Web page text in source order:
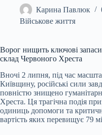
Карина Павлюк
Військове життя
Ворог нищить ключові
склад Червоного Хреста
Вночі 2 липня, під час
Київщину, російські сили
повністю знищено
Хреста. Ця трагічна подія
одиниць допомоги та
вартість яких перевищує 79